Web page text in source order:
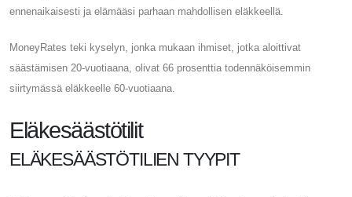
ennenaikaisesti ja elämääsi parhaan mahdollisen eläkkeellä.
MoneyRates teki kyselyn, jonka mukaan ihmiset, jotka aloittivat
säästämisen 20-vuotiaana, olivat 66 prosenttia todennäköisemmin
siirtymässä eläkkeelle 60-vuotiaana.
Eläkesäästötilit
ELÄKESÄÄSTÖTILIEN TYYPIT